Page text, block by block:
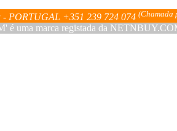
- PORTUGAL +351 239 724 074 (Chamada
uma marca registada da